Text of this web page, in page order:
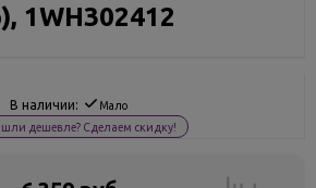
1WH302412
В наличии: Мало
дешевле? Сделаем скидку!